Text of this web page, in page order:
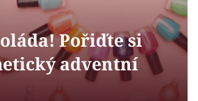
Karlovy Vary
Pořiďte si
adventní